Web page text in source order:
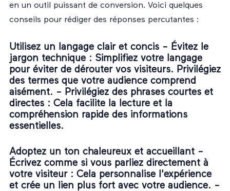
en un outil puissant de conversion. Voici quelques
conseils pour rédiger des réponses percutantes :
Utilisez un langage clair et concis - Évitez le
jargon technique : Simplifiez votre langage
pour éviter de dérouter vos visiteurs. Privilégiez
des termes que votre audience comprend
aisément. - Privilégiez des phrases courtes et
directes : Cela facilite la lecture et la
compréhension rapide des informations
essentielles.
Adoptez un ton chaleureux et accueillant -
Écrivez comme si vous parliez directement à
votre visiteur: Cela personnalise l'expérience
et crée un lien plus fort avec votre audience. -